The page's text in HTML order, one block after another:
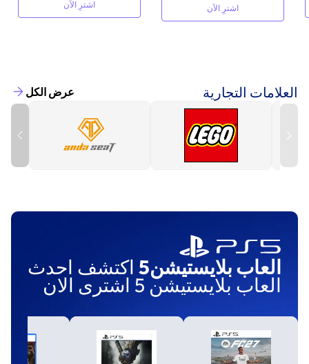
اشترِ الآن اشترِ الآن
العلامات التجارية عرض الكل
العاب بلايستيشن5 اكتشف احدث
العاب بلايستيشن 5 اشترى الان